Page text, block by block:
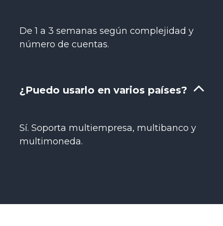
De 1 a 3 semanas según complejidad y
número de cuentas.
¿Puedo usarlo en varios países?
Sí. Soporta multiempresa, multibanco y
multimoneda.